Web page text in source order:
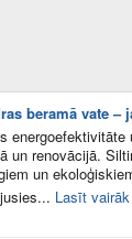
beramā vate –
un renovācijā.
un
Lasīt vairāk